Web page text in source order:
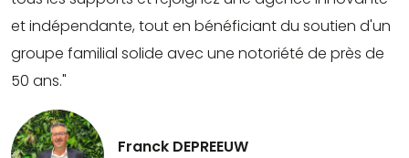
et indépendante, tout en bénéficiant du soutien d'un
groupe familial solide avec une notoriété de près de
50 ans."
Franck DEPREEUW